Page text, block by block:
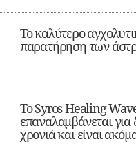
Το καλύτερο
παρατήρηση των
Το Syros Healing
επαναλαμβάνεται για
χρονιά και είναι